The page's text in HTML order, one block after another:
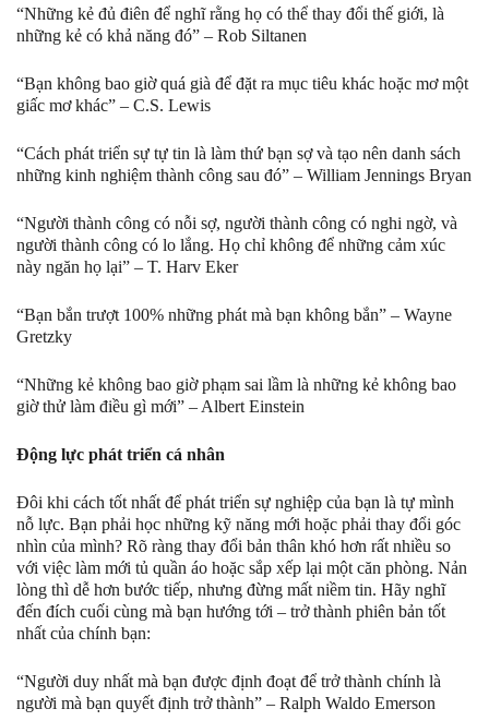
“Những kẻ đủ điên để nghĩ rằng họ có thể thay đổi thế giới, là
những kẻ có khả năng đó” – Rob Siltanen
“Bạn không bao giờ quá già để đặt ra mục tiêu khác hoặc mơ một
giấc mơ khác” – C.S. Lewis
“Cách phát triển sự tự tin là làm thứ bạn sợ và tạo nên danh sách
những kinh nghiệm thành công sau đó” – William Jennings Bryan
“Người thành công có nỗi sợ, người thành công có nghi ngờ, và
người thành công có lo lắng. Họ chỉ không để những cảm xúc
này ngăn họ lại” – T. Harv Eker
“Bạn bắn trượt 100% những phát mà bạn không bắn” – Wayne
Gretzky
“Những kẻ không bao giờ phạm sai lầm là những kẻ không bao
giờ thử làm điều gì mới” – Albert Einstein
Động lực phát triển cá nhân
Đôi khi cách tốt nhất để phát triển sự nghiệp của bạn là tự mình
nỗ lực. Bạn phải học những kỹ năng mới hoặc phải thay đổi góc
nhìn của mình? Rõ ràng thay đổi bản thân khó hơn rất nhiều so
với việc làm mới tủ quần áo hoặc sắp xếp lại một căn phòng. Nản
lòng thì dễ hơn bước tiếp, nhưng đừng mất niềm tin. Hãy nghĩ
đến đích cuối cùng mà bạn hướng tới – trở thành phiên bản tốt
nhất của chính bạn:
“Người duy nhất mà bạn được định đoạt để trở thành chính là
người mà bạn quyết định trở thành” – Ralph Waldo Emerson